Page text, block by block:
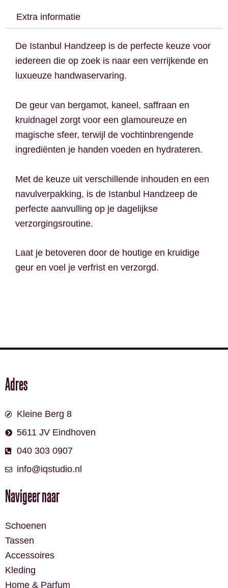
Extra informatie
De Istanbul Handzeep is de perfecte keuze voor
iedereen die op zoek is naar een verrijkende en
luxueuze handwaservaring.
De geur van bergamot, kaneel, saffraan en
kruidnagel zorgt voor een glamoureuze en
magische sfeer, terwijl de vochtinbrengende
ingrediënten je handen voeden en hydrateren.
Met de keuze uit verschillende inhouden en een
navulverpakking, is de Istanbul Handzeep de
perfecte aanvulling op je dagelijkse
verzorgingsroutine.
Laat je betoveren door de houtige en kruidige
geur en voel je verfrist en verzorgd.
Adres
Kleine Berg 8
5611 JV Eindhoven
040 303 0907
info@iqstudio.nl
Navigeer naar
Schoenen
Tassen
Accessoires
Kleding
Home & Parfum